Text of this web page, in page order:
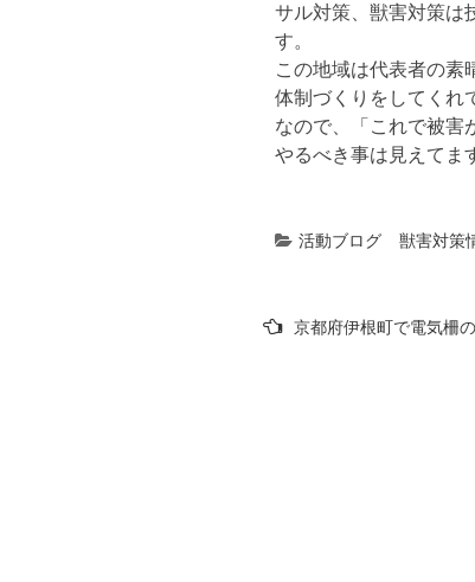
サル対策、獣害対策は
す。
この地域は代表者の素
体制づくりをしてくれ
なので、「これで被害
やるべき事は見えてま
活動ブログ 獣害対策
京都府伊根町で電気柵